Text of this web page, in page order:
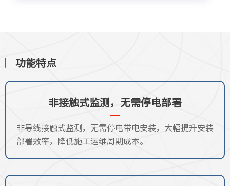
功能特点
非接触式监测，无需停电部署
非导线接触式监测，无需停电带电安装，大幅提升安装
部署效率，降低施工运维周期成本。